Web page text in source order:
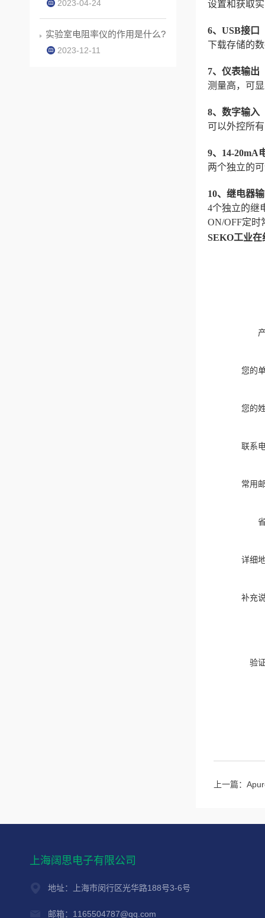
设置和获取
6、USB接口
下载存储的
7、仪表输出
测量高，可
8、数字输入
可以外控所
9、14-20mA
两个独立的
10、继电器
4个独立的继
ON/OFF定时
SEKO工业在
您的
您的
联系
常用
详细
补充
验
上一篇：
2023-04-24
实验室电阻率仪的作用是什么?
2023-12-11
上海阔思电子有限公司
地址：上海市闵行区光华路188号3-6号
邮箱：1165504787@qq.com